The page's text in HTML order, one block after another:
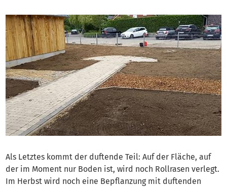
Als Letztes kommt der duftende Teil: Auf der Fläche, auf
der im Moment nur Boden ist, wird noch Rollrasen verlegt.
Im Herbst wird noch eine Bepflanzung mit duftenden